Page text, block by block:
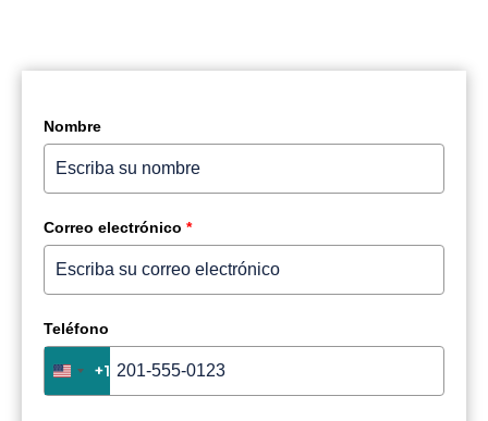
Nombre
Correo electrónico *
Teléfono
United States +1
+1